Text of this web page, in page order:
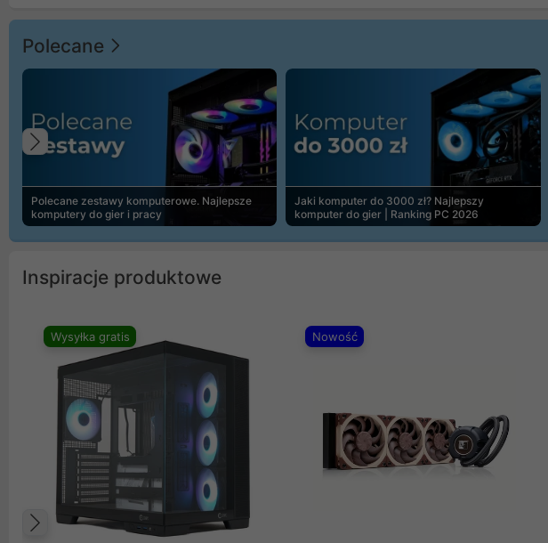
Polecane
Polecane zestawy komputerowe. Najlepsze
komputery do gier i pracy
Jaki komputer do 3000 zł? Najlepszy
komputer do gier | Ranking PC 2026
Poprzedni
Inspiracje produktowe
Wysyłka gratis Nowość